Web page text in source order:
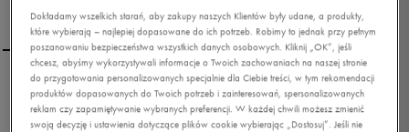
UMBRO SPODNIE CITY
Dokładamy wszelkich starań, aby zakupy naszych Klientów były udane, a produkty,
które wybierają – najlepiej dopasowane do ich potrzeb. Robimy to jednak przy pełnym
poszanowaniu bezpieczeństwa wszystkich danych osobowych. Kliknij „OK”, jeśli
chcesz, abyśmy wykorzystywali informacje o Twoich zachowaniach na naszej stronie
do przygotowania personalizowanych specjalnie dla Ciebie treści, w tym rekomendacji
produktów dopasowanych do Twoich potrzeb i zainteresowań, spersonalizowanych
reklam czy zapamiętywanie wybranych preferencji. W każdej chwili możesz zmienić
swoją decyzję i ustawienia dotyczące plików cookie wybierając „Dostosuj”. Jeśli nie